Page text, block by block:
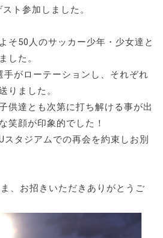
ト参加しました。
そ50人のサッカー少年・少女達と
した。
がローテーションし、それぞれ
りました。
供達とも次第に打ち解ける事が出
笑顔が印象的でした！
スタジアムでの再会を約束しお別
、お招きいただきありがとうご